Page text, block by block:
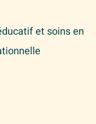
et soins en